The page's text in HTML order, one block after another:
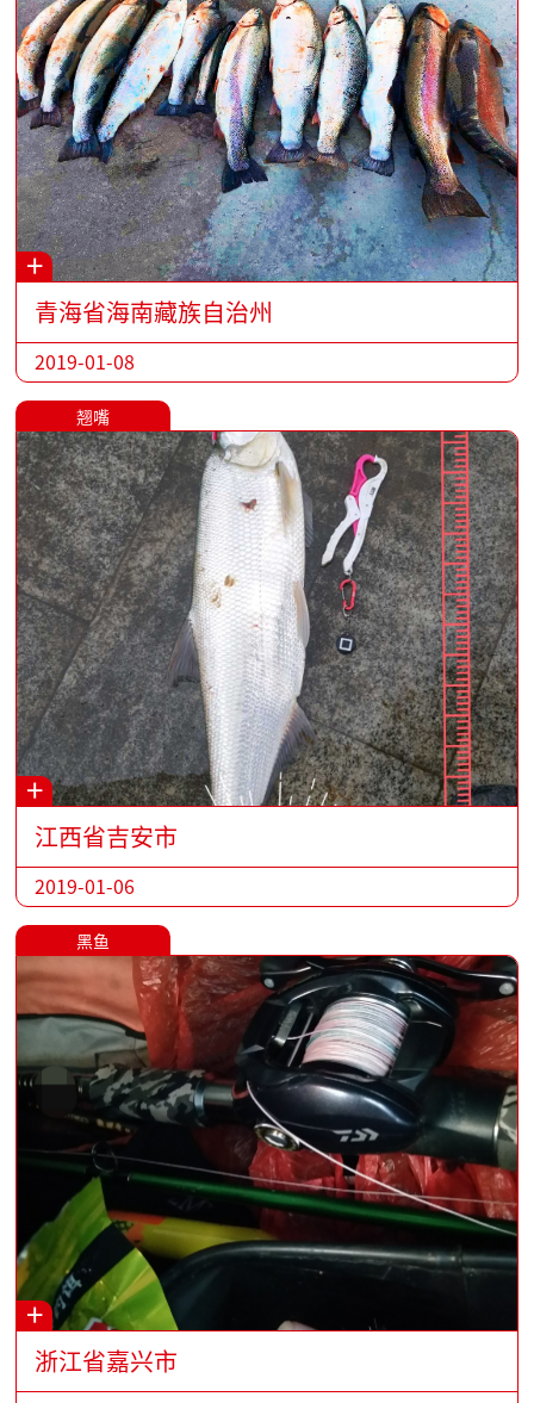
+
青海省海南藏族自治州
2019-01-08
翘嘴
+
江西省吉安市
2019-01-06
黑鱼
+
浙江省嘉兴市